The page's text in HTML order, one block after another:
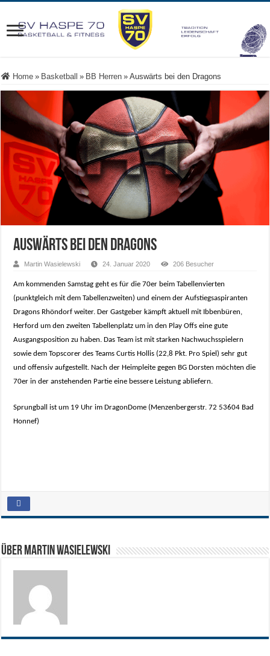
Home » Basketball » BB Herren » Auswärts bei den Dragons
Auswärts bei den Dragons
Martin Wasielewski 24. Januar 2020 206 Besucher
Am kommenden Samstag geht es für die 70er beim Tabellenvierten
(punktgleich mit dem Tabellenzweiten) und einem der Aufstiegsaspiranten
Dragons Rhöndorf weiter. Der Gastgeber kämpft aktuell mit Ibbenbüren,
Herford um den zweiten Tabellenplatz um in den Play Offs eine gute
Ausgangsposition zu haben. Das Team ist mit starken Nachwuchsspielern
sowie dem Topscorer des Teams Curtis Hollis (22,8 Pkt. Pro Spiel) sehr gut
und offensiv aufgestellt. Nach der Heimpleite gegen BG Dorsten möchten die
70er in der anstehenden Partie eine bessere Leistung abliefern.
Sprungball ist um 19 Uhr im DragonDome (Menzenbergerstr. 72 53604 Bad
Honnef)
Über Martin Wasielewski